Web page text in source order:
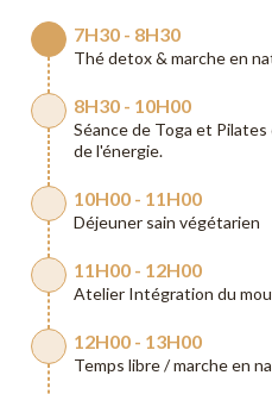
7H30 - 8H30
Thé detox & marche en
8H30 - 10H00
Séance de Toga et
de l'énergie.
10H00 - 11H00
Déjeuner sain végétarien
11H00 - 12H00
Atelier Intégration du
12H00 - 13H00
Temps libre / marche en